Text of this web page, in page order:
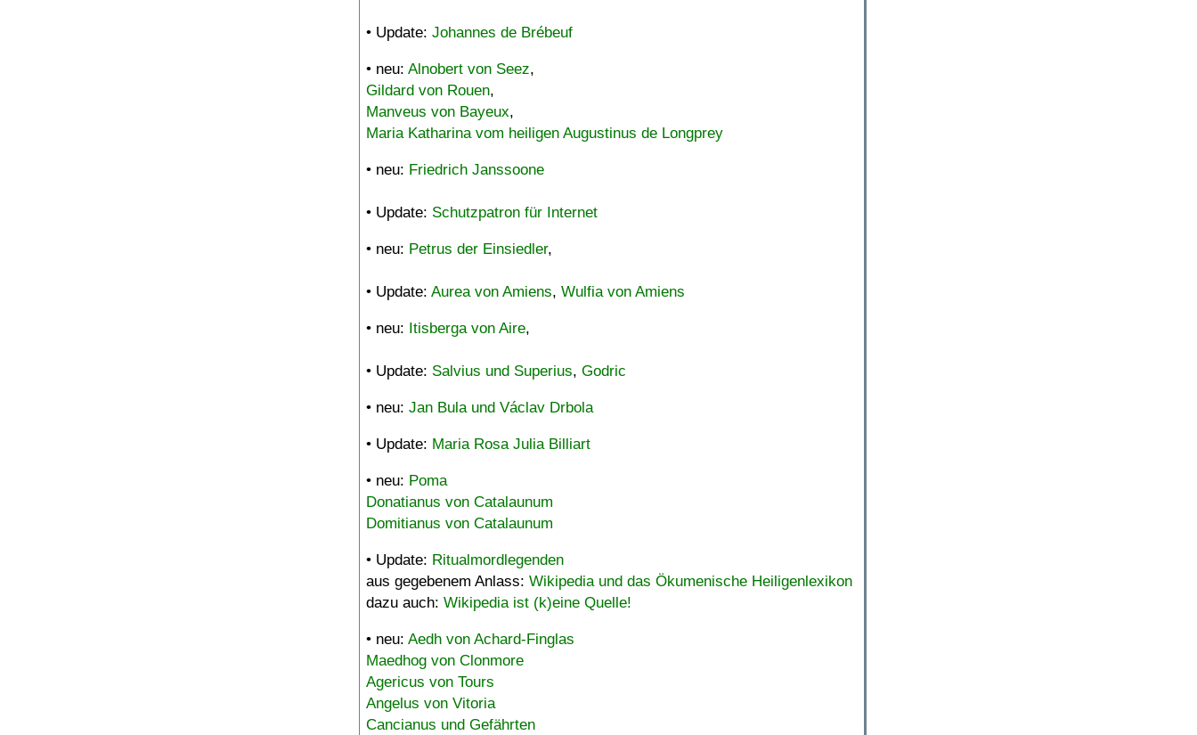
• Update: Johannes de Brébeuf
• neu: Alnobert von Seez,
Gildard von Rouen,
Manveus von Bayeux,
Maria Katharina vom heiligen Augustinus de Longprey
• neu: Friedrich Janssoone
• Update: Schutzpatron für Internet
• neu: Petrus der Einsiedler,
• Update: Aurea von Amiens, Wulfia von Amiens
• neu: Itisberga von Aire,
• Update: Salvius und Superius, Godric
• neu: Jan Bula und Václav Drbola
• Update: Maria Rosa Julia Billiart
• neu: Poma
Donatianus von Catalaunum
Domitianus von Catalaunum
• Update: Ritualmordlegenden
aus gegebenem Anlass: Wikipedia und das Ökumenische Heiligenlexikon
dazu auch: Wikipedia ist (k)eine Quelle!
• neu: Aedh von Achard-Finglas
Maedhog von Clonmore
Agericus von Tours
Angelus von Vitoria
Cancianus und Gefährten